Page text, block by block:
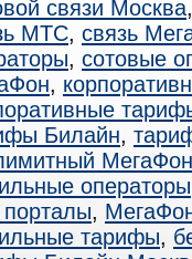
связи Москва
МТС, связь
, сотовые
,
Билайн,
МегаФон
операторы
,
тарифы,